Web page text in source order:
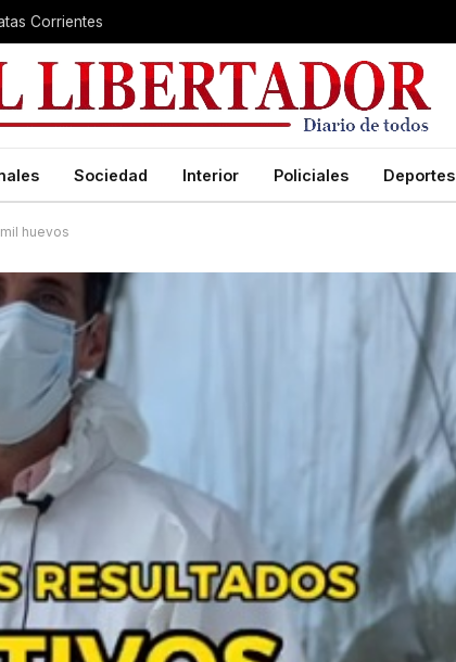
Corrientes
Sociedad Interior Policiales Deportes
huevos